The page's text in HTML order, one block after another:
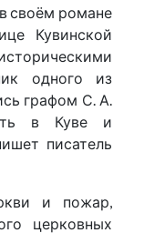
своём романе
Кувинской
одного из
графом С. А.
в Куве и
писатель
и пожар,
церковных